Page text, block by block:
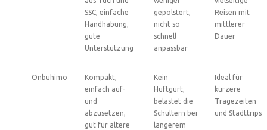
SSC, einfache
Handhabung,
gute
Unterstützung
gepolstert,
nicht so
schnell
anpassbar
Reisen mit
mittlerer
Dauer
Onbuhimo
Kompakt,
einfach auf-
und
abzusetzen,
gut für ältere
Kein
Hüftgurt,
belastet die
Schultern bei
längerem
Ideal für
kürzere
Tragezeiten
und Stadttrips